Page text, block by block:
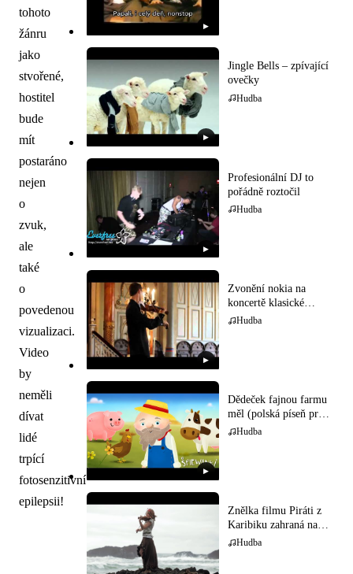
tohoto
žánru
jako
stvořené,
hostitel
bude
mít
postaráno
nejen
o
zvuk,
ale
také
o
povedenou
vizualizaci.
Video
by
neměli
dívat
lidé
trpící
fotosenzitivní
epilepsii!
▶
▶
Jingle Bells – zpívající
ovečky
Hudba
▶
Profesionální DJ to
pořádně roztočil
Hudba
▶
Zvonění nokia na
koncertě klasické
hudby
Hudba
▶
Dědeček fajnou farmu
měl (polská píseň pro
děti)
Hudba
Znělka filmu Piráti z
Karibiku zahraná na
houslech
Hudba